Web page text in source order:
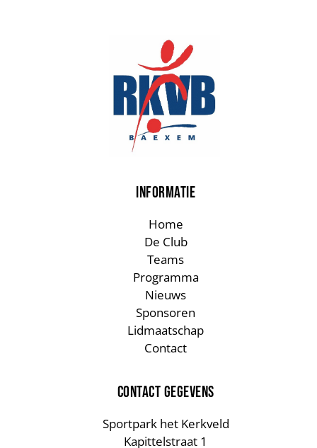
INFORMATIE
Home
De Club
Teams
Programma
Nieuws
Sponsoren
Lidmaatschap
Contact
CONTACT GEGEVENS
Sportpark het Kerkveld
Kapittelstraat 1